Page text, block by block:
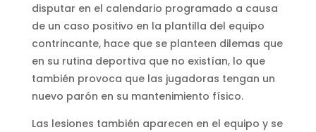
disputar en el calendario programado a causa
de un caso positivo en la plantilla del equipo
contrincante, hace que se planteen dilemas que
en su rutina deportiva que no existían, lo que
también provoca que las jugadoras tengan un
nuevo parón en su mantenimiento físico.
Las lesiones también aparecen en el equipo y se